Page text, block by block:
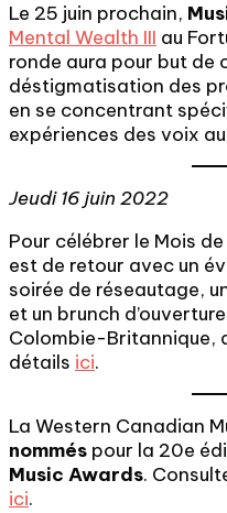
Le 25 juin prochain,
Mental Wealth III au
ronde aura pour but de
déstigmatisation des
en se concentrant
expériences des voix
Jeudi 16 juin 2022
Pour célébrer le Mois
est de retour avec un
soirée de réseautage,
et un brunch
Colombie-Britannique,
détails ici.
La Western Canadian
nommés pour la 20e
Music Awards.
ici.